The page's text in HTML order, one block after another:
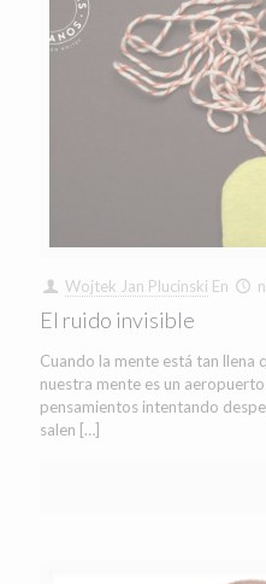
Wojtek Jan Plucinski En
El ruido invisible
Cuando la mente está tan llena
nuestra mente es un
pensamientos intentando
salen […]